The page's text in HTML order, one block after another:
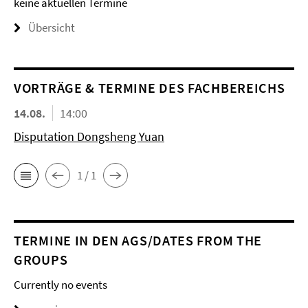
Übersicht
VORTRÄGE & TERMINE DES FACHBEREICHS
14.08.
14:00
Disputation Dongsheng Yuan
1 / 1
TERMINE IN DEN AGS/DATES FROM THE
GROUPS
Currently no events